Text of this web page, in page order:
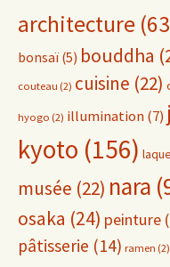
architecture
bonsaï (5) bouddha
couteau (2) cuisine (22)
hyogo (2) illumination(7)
kyoto (156) laque
musée (22) nara
osaka (24) peinture
pâtisserie (14) ramen (2)